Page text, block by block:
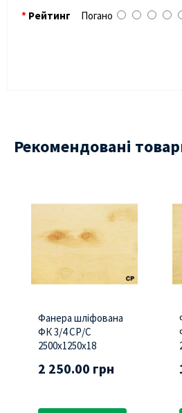
Рейтинг Погано
Рекомендовані
Фанера шліфована
ФК 3/4 СР/С
2500х1250х18
2 250.00 грн